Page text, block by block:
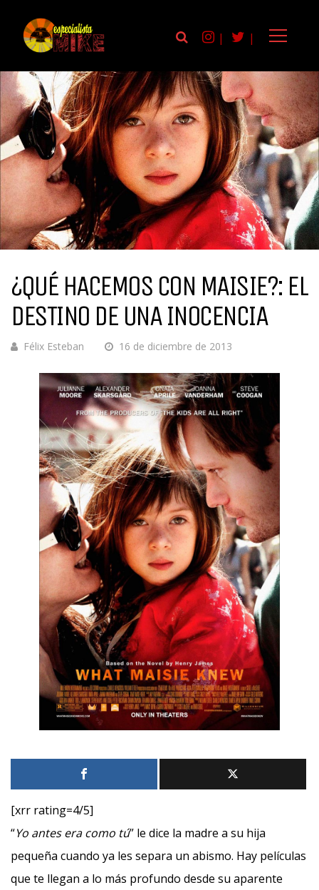
| |
¿QUÉ HACEMOS CON MAISIE?: EL
DESTINO DE UNA INOCENCIA
Félix Esteban 16 de diciembre de 2013
[xrr rating=4/5]
“Yo antes era como tú” le dice la madre a su hija
pequeña cuando ya les separa un abismo. Hay películas
que te llegan a lo más profundo desde su aparente